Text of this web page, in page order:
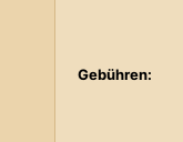
Gebühren: